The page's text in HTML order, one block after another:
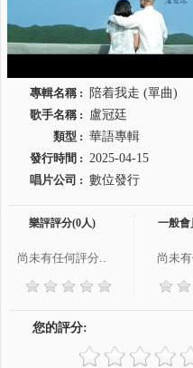
專輯名稱 :
陪着我走 (單曲)
歌手名稱 : 盧冠廷
類型 : 華語專輯
發行時間 : 2025-04-15
唱片公司 : 數位發行
樂評評分(0人)
尚未有任何評分..
一般會
尚未
您的評分: